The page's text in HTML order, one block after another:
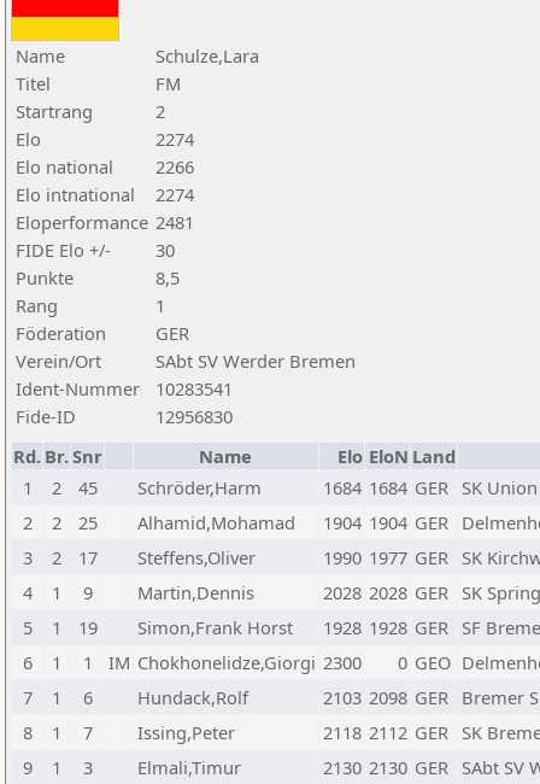
Name
Schulze,Lara
Titel
FM
Startrang
2
Elo
2274
Elo national
2266
Elo intnational
2274
Eloperformance 2481
FIDE Elo +/-
30
Punkte
8,5
Rang
1
Föderation
GER
Verein/Ort
SAbt SV Werder Bremen
Ident-Nummer
10283541
Fide-ID
12956830
Rd. Br.Snr Name Elo EloN Land
1
2 45 Schröder,Harm 1684 1684 GER SK
2
2 25 Alhamid,Mohamad 1904 1904 GER
3
2 17 Steffens,Oliver 1990 1977 GER SK
4
1 9 Martin,Dennis 2028 2028 GER SK
5
1 19 Simon,Frank Horst 1928 1928 GER SF
6
1 1 IM Chokhonelidze,Giorgi 2300 0 GEO
7
1 6 Hundack,Rolf 2103 2098 GER Bremer
8
1 7 Issing,Peter 2118 2112 GER SK
9
1 3 Elmali,Timur 2130 2130 GER SAbt SV